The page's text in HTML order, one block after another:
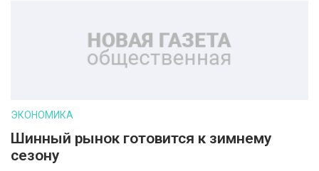
ЭКОНОМИКА
Шинный рынок готовится к зимнему
сезону